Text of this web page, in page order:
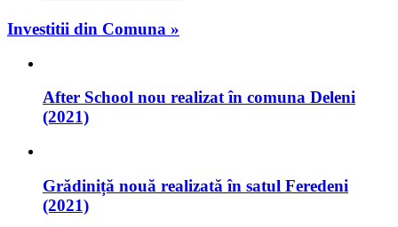
Investitii din Comuna »
After School nou realizat în comuna Deleni
(2021)
Grădiniță nouă realizată în satul Feredeni
(2021)